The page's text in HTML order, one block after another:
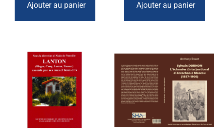
Ajouter au panier Ajouter au panier